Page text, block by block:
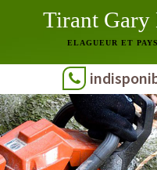
Tirant Gary
ELAGUEUR ET